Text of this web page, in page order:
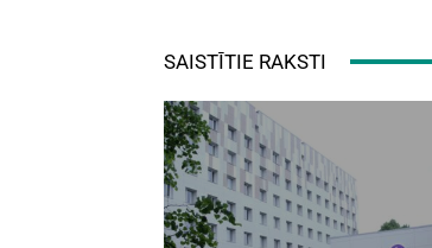
SAISTĪTIE RAKSTI